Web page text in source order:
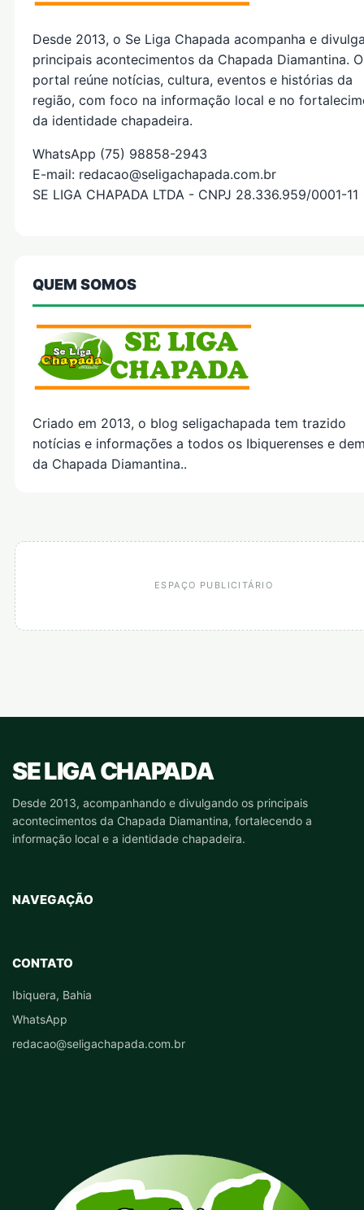
Desde 2013, o Se Liga Chapada acompanha e
principais acontecimentos da Chapada Diamantina. O
portal reúne notícias, cultura, eventos e histórias da
região, com foco na informação local e no
da identidade chapadeira.
WhatsApp (75) 98858-2943
E-mail: redacao@seligachapada.com.br
SE LIGA CHAPADA LTDA - CNPJ 28.336.959/0001-11
QUEM SOMOS
Criado em 2013, o blog seligachapada tem trazido
notícias e informações a todos os Ibiquerenses e
da Chapada Diamantina..
ESPAÇO PUBLICITÁRIO
SE LIGA CHAPADA
Desde 2013, acompanhando e divulgando os principais
acontecimentos da Chapada Diamantina, fortalecendo a
informação local e a identidade chapadeira.
NAVEGAÇÃO
CONTATO
Ibiquera, Bahia
WhatsApp
redacao@seligachapada.com.br